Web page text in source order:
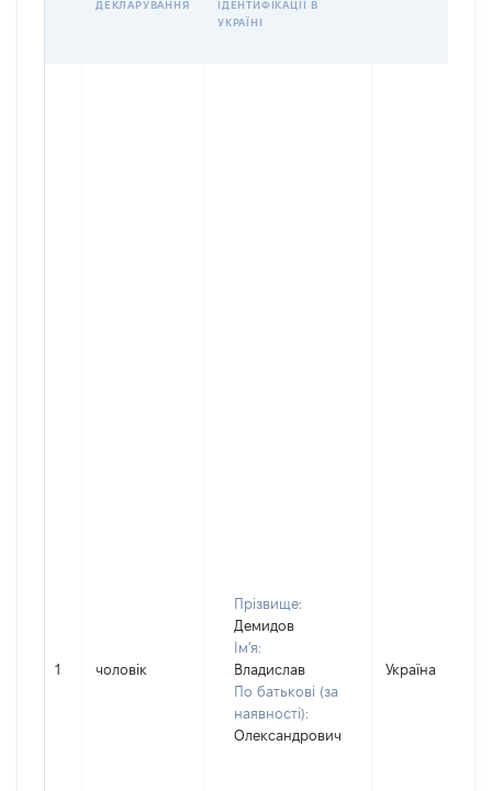
ДЕКЛАРУВАННЯ
ІДЕНТИФІКАЦІЇ В
УКРАЇНІ
1 чоловік
Прізвище:
Демидов
Ім'я:
Владислав
По батькові (за
наявності):
Олександрович
Україна